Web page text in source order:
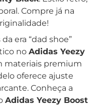
Compre já na
era “dad shoe”
no Adidas Yeezy
materiais premium
oferece ajuste
Conheça a
Adidas Yeezy Boost